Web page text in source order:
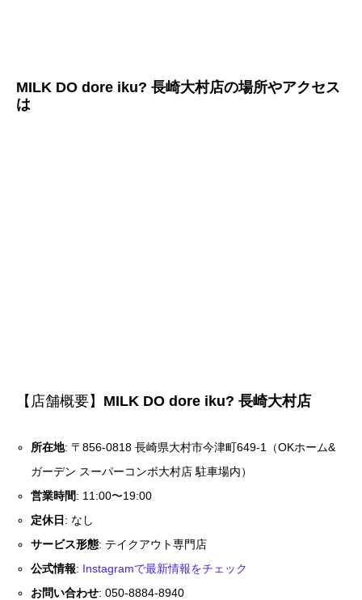
MILK DO dore iku? 長崎大村店の場所やアクセス
は
【店舗概要】 MILK DO dore iku? 長崎大村店
所在地: 〒856-0818 長崎県大村市今津町649-1（OKホーム&
ガーデン スーパーコンボ大村店 駐車場内）
営業時間: 11:00〜19:00
定休日 : なし
サービス形態: テイクアウト専門店
公式情報: Instagramで最新情報をチェック
お問い合わせ: 050-8884-8940